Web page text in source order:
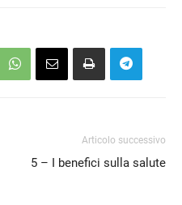
Articolo successivo
5 – I benefici sulla salute